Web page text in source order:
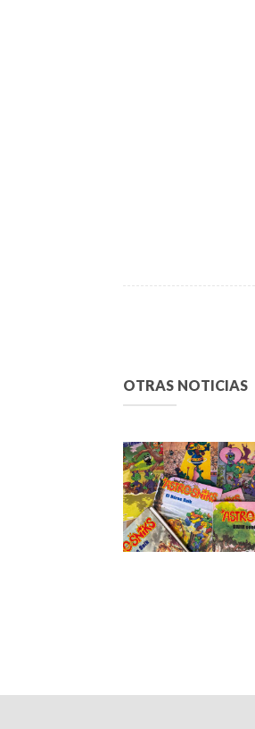
OTRAS NOTICIAS